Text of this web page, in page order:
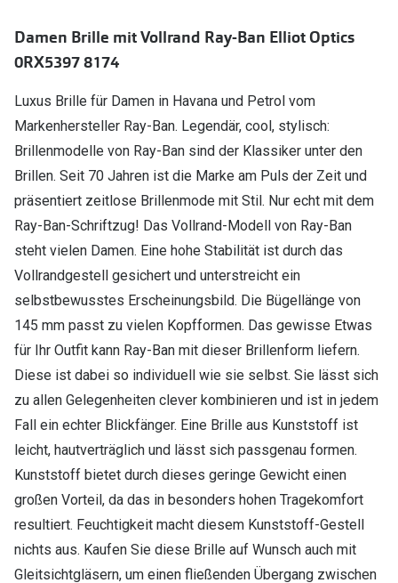
Brillenetuis
Brillenkettchen
Damen Brille mit Vollrand Ray-Ban Elliot Optics
0RX5397 8174
Luxus Brille für Damen in Havana und Petrol vom
Markenhersteller Ray-Ban. Legendär, cool, stylisch:
Brillenmodelle von Ray-Ban sind der Klassiker unter den
Brillen. Seit 70 Jahren ist die Marke am Puls der Zeit und
präsentiert zeitlose Brillenmode mit Stil. Nur echt mit dem
Ray-Ban-Schriftzug! Das Vollrand-Modell von Ray-Ban
steht vielen Damen. Eine hohe Stabilität ist durch das
Vollrandgestell gesichert und unterstreicht ein
selbstbewusstes Erscheinungsbild. Die Bügellänge von
145 mm passt zu vielen Kopfformen. Das gewisse Etwas
für Ihr Outfit kann Ray-Ban mit dieser Brillenform liefern.
Diese ist dabei so individuell wie sie selbst. Sie lässt sich
zu allen Gelegenheiten clever kombinieren und ist in jedem
Fall ein echter Blickfänger. Eine Brille aus Kunststoff ist
leicht, hautverträglich und lässt sich passgenau formen.
Kunststoff bietet durch dieses geringe Gewicht einen
großen Vorteil, da das in besonders hohen Tragekomfort
resultiert. Feuchtigkeit macht diesem Kunststoff-Gestell
nichts aus. Kaufen Sie diese Brille auf Wunsch auch mit
Gleitsichtgläsern, um einen fließenden Übergang zwischen